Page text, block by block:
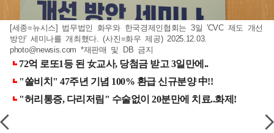
[세종=뉴시스] 법무법인 화우와 한국경제인협회는 3일 'CVC 제도 개선
방안' 세미나를 개최했다. (사진=화우 제공) 2025.12.03.
photo@newsis.com *재판매 및 DB 금지